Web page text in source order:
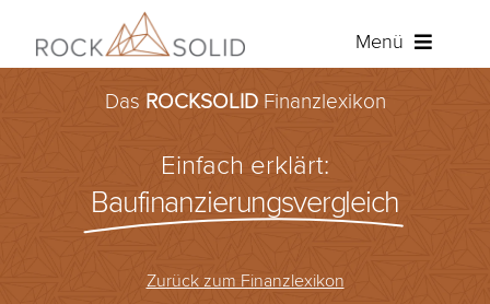
Inhalt
Menü
Baufinanzierung
Ratenkredit
Das ROCKSOLIDFinanzlexikon
Einfach erklärt:
Baufinanzierungsvergleich
Zurück zum Finanzlexikon